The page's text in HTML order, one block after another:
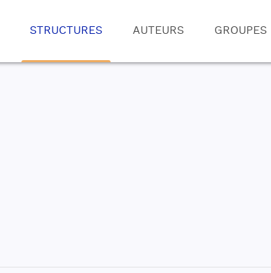
STRUCTURES AUTEURS GROUPES